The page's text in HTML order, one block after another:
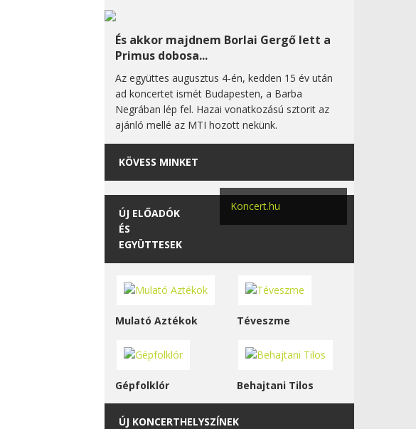
És akkor majdnem Borlai Gergő lett a
Primus dobosa...
Az együttes augusztus 4-én, kedden 15 év után
ad koncertet ismét Budapesten, a Barba
Negrában lép fel. Hazai vonatkozású sztorit az
ajánló mellé az MTI hozott nekünk.
KÖVESS MINKET
Koncert.hu
ÚJ ELŐADÓK
ÉS
EGYÜTTESEK
Mulató Aztékok Téveszme
Gépfolklór Behajtani Tilos
ÚJ KONCERTHELYSZÍNEK